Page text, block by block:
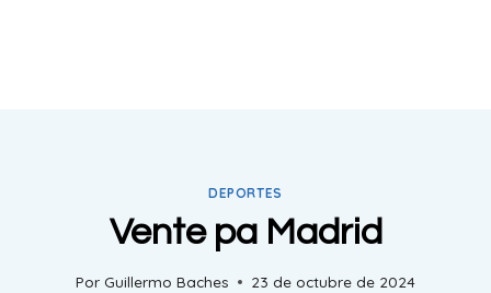
DEPORTES
Vente pa Madrid
Por Guillermo Baches 23 de octubre de 2024